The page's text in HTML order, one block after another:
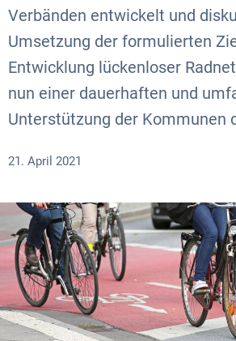
Verbänden entwickelt und
Umsetzung der formulierten
Entwicklung lückenloser
nun einer dauerhaften und
Unterstützung der Kommunen
21. April 2021